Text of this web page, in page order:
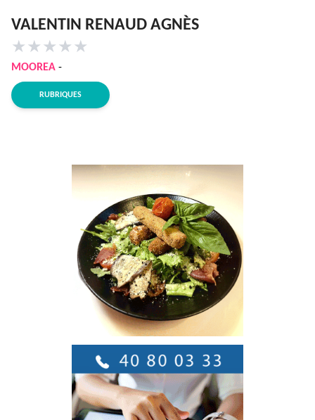
VALENTIN RENAUD AGNÈS
★ ★ ★ ★ ★
MOOREA -
RUBRIQUES